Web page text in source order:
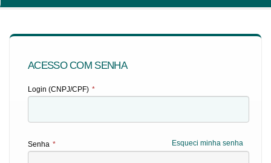
ACESSO COM SENHA
Login (CNPJ/CPF) *
Esqueci minha senha
Senha *